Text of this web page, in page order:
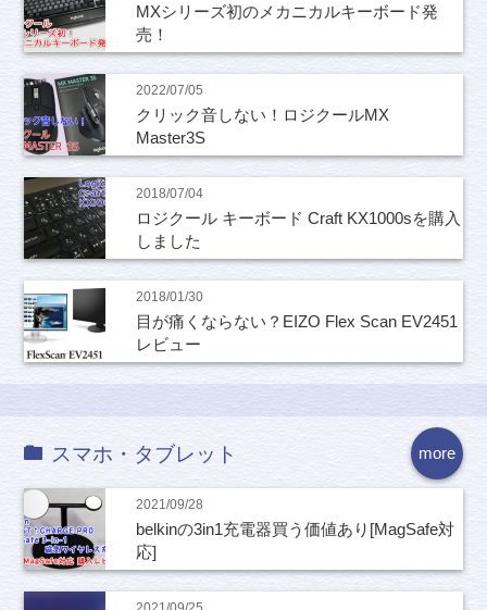
MXシリーズ初のメカニカルキーボード発
売！
2022/07/05
クリック音しない！ロジクールMX
Master3S
2018/07/04
ロジクール キーボード Craft KX1000sを購入
しました
2018/01/30
目が痛くならない？EIZO Flex Scan EV2451
レビュー
more
スマホ・タブレット
2021/09/28
belkinの3in1充電器買う価値あり[MagSafe対
応]